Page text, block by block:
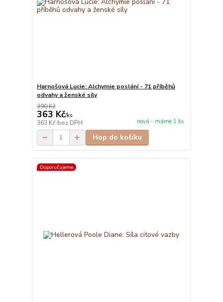
Harnošová Lucie: Alchymie poslání - 71 příběhů
odvahy a ženské síly
390 Kč
363 Kč/ks
363 Kč bez DPH nová - máme 1 ks
Hop do košíku
Doporučujeme